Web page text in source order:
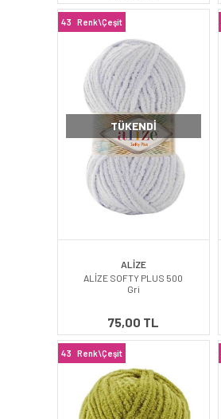
43 Renk\Çeşit
TÜKENDI
ALİZE
ALİZE SOFTY PLUS 500
Gri
75,00 TL
43 Renk\Çeşit